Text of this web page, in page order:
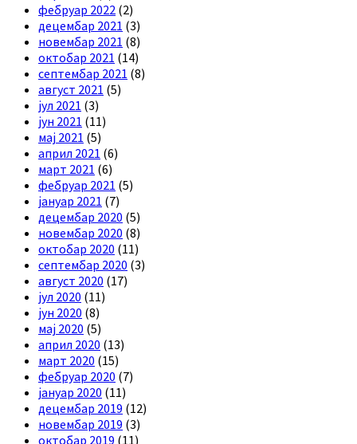
фебруар 2022 (2)
децембар 2021 (3)
новембар 2021 (8)
октобар 2021 (14)
септембар 2021 (8)
август 2021 (5)
јул 2021 (3)
јун 2021 (11)
мај 2021 (5)
април 2021 (6)
март 2021 (6)
фебруар 2021 (5)
јануар 2021 (7)
децембар 2020 (5)
новембар 2020 (8)
октобар 2020 (11)
септембар 2020 (3)
август 2020 (17)
јул 2020 (11)
јун 2020 (8)
мај 2020 (5)
април 2020 (13)
март 2020 (15)
фебруар 2020 (7)
јануар 2020 (11)
децембар 2019 (12)
новембар 2019 (3)
октобар 2019 (11)